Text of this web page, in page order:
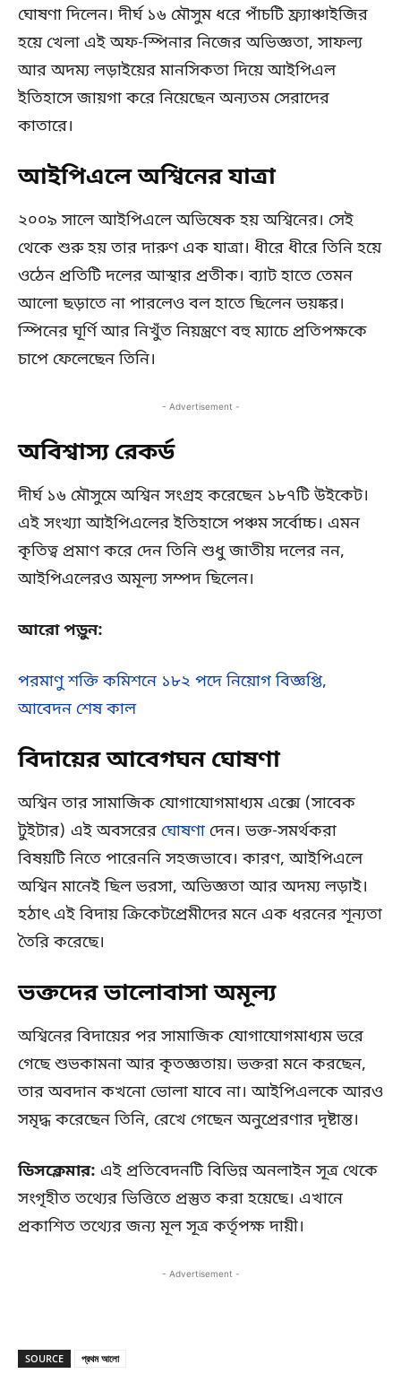
ঘোষণা দিলেন। দীর্ঘ ১৬ মৌসুম ধরে পাঁচটি ফ্র্যাঞ্চাইজির
হয়ে খেলা এই অফ-স্পিনার নিজের অভিজ্ঞতা, সাফল্য
আর অদম্য লড়াইয়ের মানসিকতা দিয়ে আইপিএল
ইতিহাসে জায়গা করে নিয়েছেন অন্যতম সেরাদের
কাতারে।
আইপিএলে অশ্বিনের যাত্রা
২০০৯ সালে আইপিএলে অভিষেক হয় অশ্বিনের। সেই
থেকে শুরু হয় তার দারুণ এক যাত্রা। ধীরে ধীরে তিনি হয়ে
ওঠেন প্রতিটি দলের আস্থার প্রতীক। ব্যাট হাতে তেমন
আলো ছড়াতে না পারলেও বল হাতে ছিলেন ভয়ঙ্কর।
স্পিনের ঘূর্ণি আর নিখুঁত নিয়ন্ত্রণে বহু ম্যাচে প্রতিপক্ষকে
চাপে ফেলেছেন তিনি।
- Advertisement -
অবিশ্বাস্য রেকর্ড
দীর্ঘ ১৬ মৌসুমে অশ্বিন সংগ্রহ করেছেন ১৮৭টি উইকেট।
এই সংখ্যা আইপিএলের ইতিহাসে পঞ্চম সর্বোচ্চ। এমন
কৃতিত্ব প্রমাণ করে দেন তিনি শুধু জাতীয় দলের নন,
আইপিএলেরও অমূল্য সম্পদ ছিলেন।
আরো পড়ুন:
পরমাণু শক্তি কমিশনে ১৮২ পদে নিয়োগ বিজ্ঞপ্তি,
আবেদন শেষ কাল
বিদায়ের আবেগঘন ঘোষণা
অশ্বিন তার সামাজিক যোগাযোগমাধ্যম এক্সে (সাবেক
টুইটার) এই অবসরের ঘোষণা দেন। ভক্ত-সমর্থকরা
বিষয়টি নিতে পারেননি সহজভাবে। কারণ, আইপিএলে
অশ্বিন মানেই ছিল ভরসা, অভিজ্ঞতা আর অদম্য লড়াই।
হঠাৎ এই বিদায় ক্রিকেটপ্রেমীদের মনে এক ধরনের শূন্যতা
তৈরি করেছে।
ভক্তদের ভালোবাসা অমূল্য
অশ্বিনের বিদায়ের পর সামাজিক যোগাযোগমাধ্যম ভরে
গেছে শুভকামনা আর কৃতজ্ঞতায়। ভক্তরা মনে করছেন,
তার অবদান কখনো ভোলা যাবে না। আইপিএলকে আরও
সমৃদ্ধ করেছেন তিনি, রেখে গেছেন অনুপ্রেরণার দৃষ্টান্ত।
ডিসক্লেমার: এই প্রতিবেদনটি বিভিন্ন অনলাইন সূত্র থেকে
সংগৃহীত তথ্যের ভিত্তিতে প্রস্তুত করা হয়েছে। এখানে
প্রকাশিত তথ্যের জন্য মূল সূত্র কর্তৃপক্ষ দায়ী।
- Advertisement -
SOURCE প্রথম আলো